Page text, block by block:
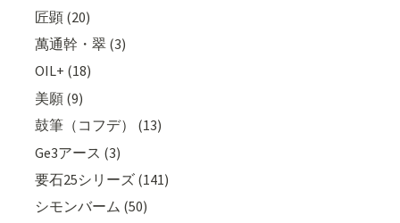
匠顕 (20)
萬通幹・翠 (3)
OIL+ (18)
美願 (9)
鼓筆（コフデ） (13)
Ge3アース (3)
要石25シリーズ (141)
シモンバーム (50)